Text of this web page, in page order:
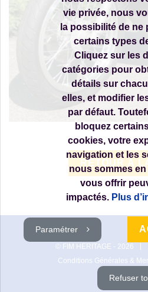
RETOUR À
© FIM HERITAGE - 2026
Conditions Générales &
vie privée, nous
la possibilité de ne
certains types
Cliquez sur les
catégories pour
détails sur
elles, et modifier
par défaut.
bloquez
cookies, votre
navigation et les
nous sommes
vous offrir
impactés. Plus
Paramétrer
Refuser